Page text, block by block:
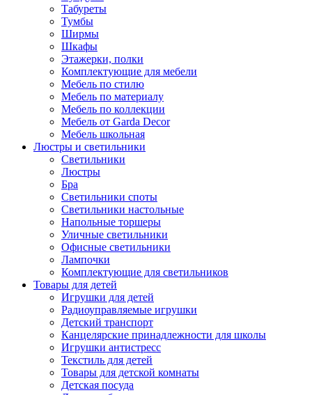
Табуреты
Тумбы
Ширмы
Шкафы
Этажерки, полки
Комплектующие для мебели
Мебель по стилю
Мебель по материалу
Мебель по коллекции
Мебель от Garda Decor
Мебель школьная
Люстры и светильники
Светильники
Люстры
Бра
Светильники споты
Светильники настольные
Напольные торшеры
Уличные светильники
Офисные светильники
Лампочки
Комплектующие для светильников
Товары для детей
Игрушки для детей
Радиоуправляемые игрушки
Детский транспорт
Канцелярские принадлежности для школы
Игрушки антистресс
Текстиль для детей
Товары для детской комнаты
Детская посуда